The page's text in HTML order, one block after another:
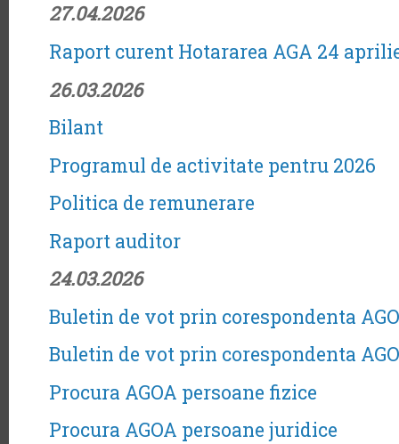
27.04.2026
Raport curent Hotararea AGA 24
26.03.2026
Bilant
Programul de activitate pentru 2026
Politica de remunerare
Raport auditor
24.03.2026
Buletin de vot prin corespondenta
Buletin de vot prin corespondenta
Procura AGOA persoane fizice
Procura AGOA persoane juridice